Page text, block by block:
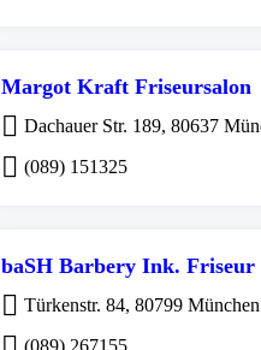
Margot Kraft Friseursalon
Dachauer Str. 189, 80637
(089) 151325
baSH Barbery Ink. Friseur
Türkenstr. 84, 80799 München